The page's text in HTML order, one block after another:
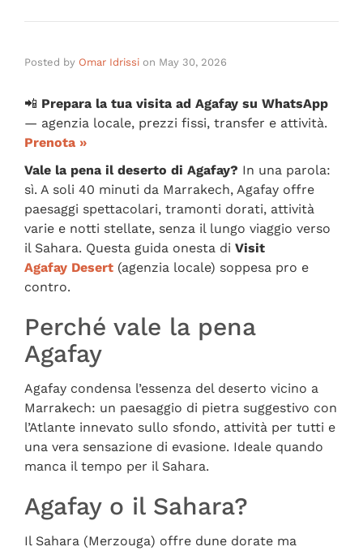
Posted by Omar Idrissi on May 30, 2026
📲 Prepara la tua visita ad Agafay su WhatsApp
— agenzia locale, prezzi fissi, transfer e attività.
Prenota »
Vale la pena il deserto di Agafay? In una parola:
sì. A soli 40 minuti da Marrakech, Agafay offre
paesaggi spettacolari, tramonti dorati, attività
varie e notti stellate, senza il lungo viaggio verso
il Sahara. Questa guida onesta di Visit
Agafay Desert (agenzia locale) soppesa pro e
contro.
Perché vale la pena
Agafay
Agafay condensa l’essenza del deserto vicino a
Marrakech: un paesaggio di pietra suggestivo con
l’Atlante innevato sullo sfondo, attività per tutti e
una vera sensazione di evasione. Ideale quando
manca il tempo per il Sahara.
Agafay o il Sahara?
Il Sahara (Merzouga) offre dune dorate ma